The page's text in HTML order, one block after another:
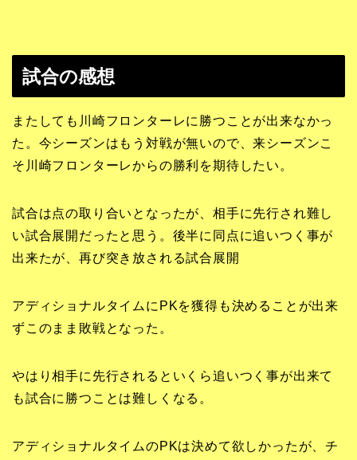
試合の感想
またしても川崎フロンターレに勝つことが出来なかっ
た。今シーズンはもう対戦が無いので、来シーズンこ
そ川崎フロンターレからの勝利を期待したい。
試合は点の取り合いとなったが、相手に先行され難し
い試合展開だったと思う。後半に同点に追いつく事が
出来たが、再び突き放される試合展開
アディショナルタイムにPKを獲得も決めることが出来
ずこのまま敗戦となった。
やはり相手に先行されるといくら追いつく事が出来て
も試合に勝つことは難しくなる。
アディショナルタイムのPKは決めて欲しかったが、チ